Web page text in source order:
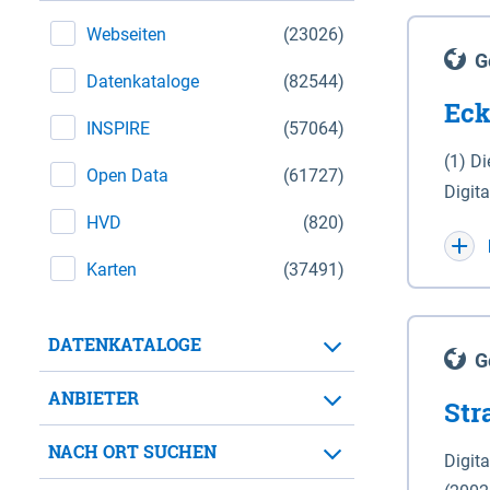
(23026)
Webseiten
(82544)
Datenkataloge
(57064)
INSPIRE
(61727)
Open Data
(820)
HVD
(37491)
Karten
DATENKATALOGE
ANBIETER
NACH ORT SUCHEN
(1)
WGS
für
der in